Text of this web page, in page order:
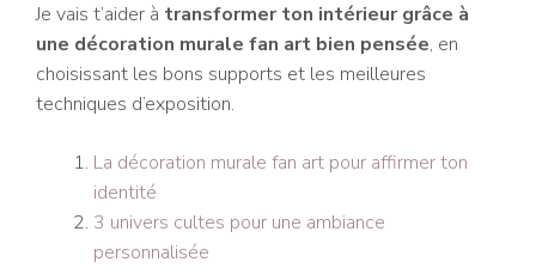
Je vais t’aider à transformer ton intérieur grâce à
une décoration murale fan art bien pensée, en
choisissant les bons supports et les meilleures
techniques d’exposition.
La décoration murale fan art pour affirmer ton
identité
3 univers cultes pour une ambiance
personnalisée